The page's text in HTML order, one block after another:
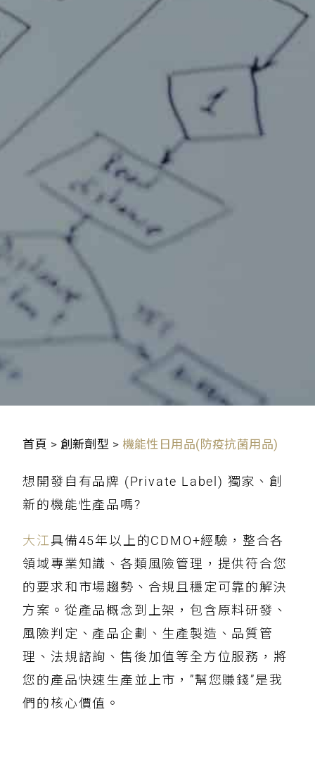
首頁 > 創新劑型 > 機能性日用品(防疫抗菌用品)
想開發自有品牌 (Private Label) 獨家、創
新的機能性產品嗎?
大江 具備45年以上的CDMO+經驗，整合各
領域專業知識、各類風險管理，提供符合您
的要求和市場趨勢、合規且穩定可靠的解決
方案。從產品概念到上架，包含原料研發、
風險判定、產品企劃、生產製造、品質管
理、法規諮詢、售後加值等全方位服務，將
您的產品快速生產並上市，”幫您賺錢”是我
們的核心價值。